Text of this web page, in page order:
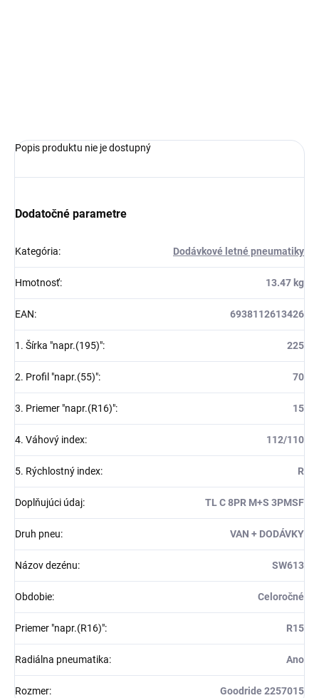
Popis produktu nie je dostupný
Dodatočné parametre
Kategória: Dodávkové letné pneumatiky
Hmotnosť: 13.47 kg
EAN: 6938112613426
1. Šírka "napr.(195)": 225
2. Profil "napr.(55)": 70
3. Priemer "napr.(R16)": 15
4. Váhový index: 112/110
5. Rýchlostný index: R
Doplňujúci údaj: TL C 8PR M+S 3PMSF
Druh pneu: VAN + DODÁVKY
Názov dezénu: SW613
Obdobie: Celoročné
Priemer "napr.(R16)": R15
Radiálna pneumatika: Ano
Rozmer: Goodride 2257015